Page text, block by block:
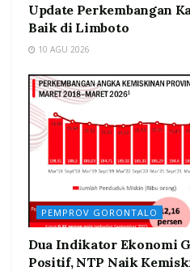
Update Perkembangan
Baik di Limboto
10 AGU 2026
PEMPROV GORONTALO
Dua Indikator Ekonomi
Positif, NTP Naik